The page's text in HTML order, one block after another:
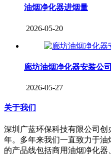
油烟净化器进烟量
2026-05-20
廊坊油烟净化器安装公司
2026-05-27
关于我们
深圳广蓝环保科技有限公司创
年。多年来我们一直致力于
的产品线包括商用油烟净化